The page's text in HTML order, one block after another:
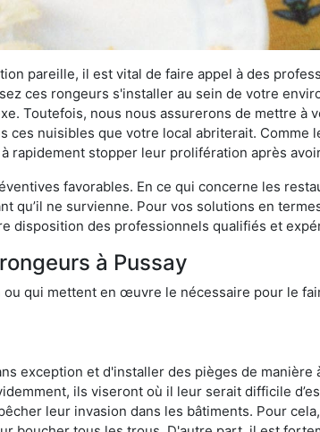
pareille, il est vital de faire appel à des
ces rongeurs s'installer au sein de votre
Toutefois, nous nous assurerons de mettre à
nuisibles que votre local abriterait. Comme
rapidement stopper leur prolifération après
favorables. En ce qui concerne les
qu’il ne survienne. Pour vos solutions en
disposition des professionnels qualifiés et
à Pussay
qui mettent en œuvre le nécessaire pour le
exception et d'installer des pièges de
ils viseront où il leur serait difficile
leur invasion dans les bâtiments. Pour